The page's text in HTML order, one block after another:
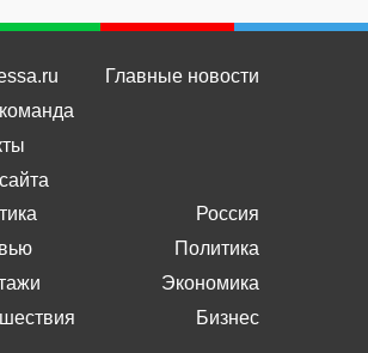
Главные новости
Россия
Политика
Экономика
Бизнес